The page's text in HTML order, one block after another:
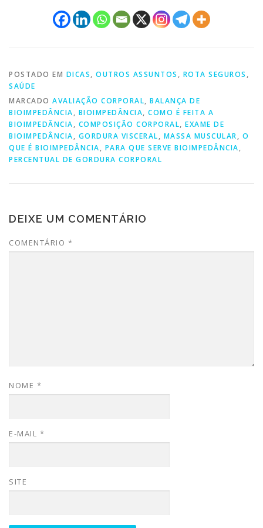
POSTADO EM DICAS, OUTROS ASSUNTOS, ROTA SEGUROS,
SAÚDE
MARCADO AVALIAÇÃO CORPORAL, BALANÇA DE
BIOIMPEDÂNCIA, BIOIMPEDÂNCIA, COMO É FEITA A
BIOIMPEDÂNCIA, COMPOSIÇÃO CORPORAL, EXAME DE
BIOIMPEDÂNCIA, GORDURA VISCERAL, MASSA MUSCULAR, O
QUE É BIOIMPEDÂNCIA, PARA QUE SERVE BIOIMPEDÂNCIA,
PERCENTUAL DE GORDURA CORPORAL
DEIXE UM COMENTÁRIO
COMENTÁRIO *
NOME *
E-MAIL *
SITE